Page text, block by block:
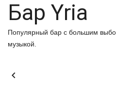
Бар Yria
Популярный бар с большим
музыкой.
